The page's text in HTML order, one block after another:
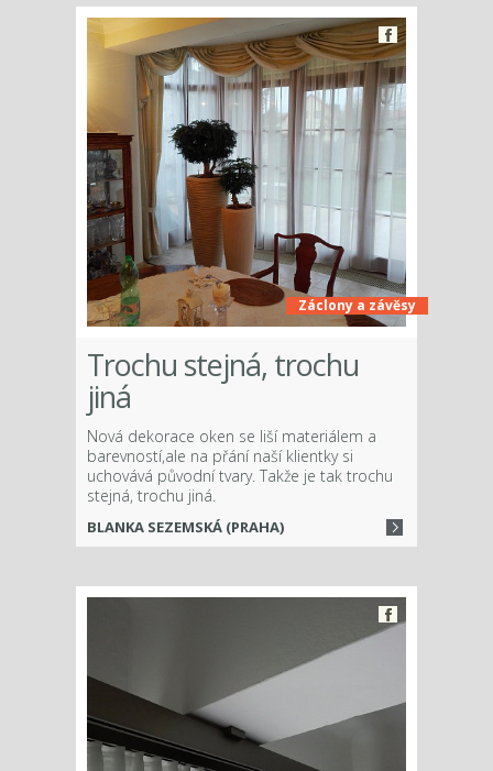
Záclony a závěsy
Trochu stejná, trochu
jiná
Nová dekorace oken se liší materiálem a
barevností,ale na přání naší klientky si
uchovává původní tvary. Takže je tak trochu
stejná, trochu jiná.
BLANKA SEZEMSKÁ (PRAHA)